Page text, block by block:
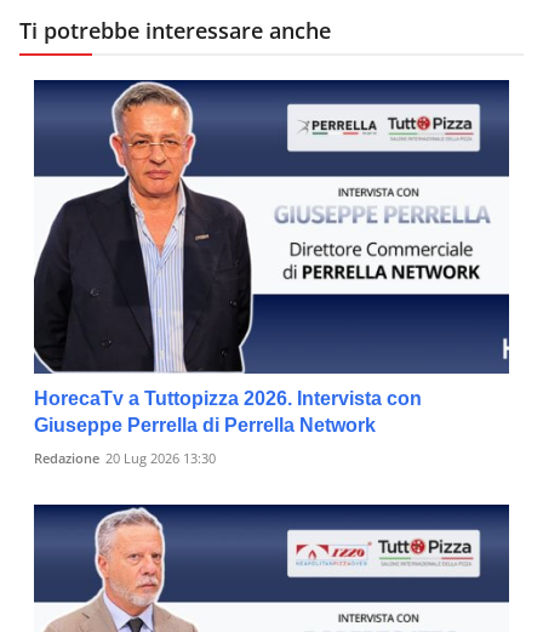
Ti potrebbe interessare anche
HorecaTv a Tuttopizza 2026. Intervista con
Giuseppe Perrella di Perrella Network
Redazione 20 Lug 2026 13:30